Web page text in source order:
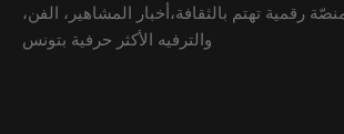
رقمية تهتم بالثقافة،أخبار المشاهير، الفن،
والترفيه الأكثر حرفية بتونس